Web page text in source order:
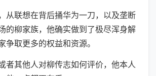
联想在背后捅华为一刀，以及垄断
的柳家族，他确实做到了极尽浑身解
争取更多的权益和资源。
其他人对柳传志如何评价，他本人